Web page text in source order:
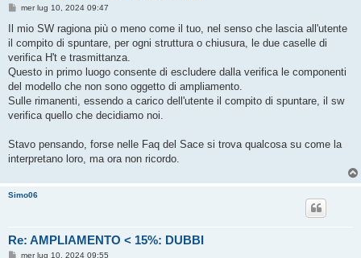
M
s
a
g
i
o
mer lug 10, 2024 09:47
Il mio SW ragiona più o meno come il tuo, nel senso che lascia all'utente
il compito di spuntare, per ogni struttura o chiusura, le due caselle di
verifica H't e trasmittanza.
Questo in primo luogo consente di escludere dalla verifica le componenti
del modello che non sono oggetto di ampliamento.
Sulle rimanenti, essendo a carico dell'utente il compito di spuntare, il sw
verifica quello che decidiamo noi.
Stavo pensando, forse nelle Faq del Sace si trova qualcosa su come la
interpretano loro, ma ora non ricordo.
Simo06
Re: AMPLIAMENTO < 15%: DUBBI
Mmer lug 10, 2024 09:55